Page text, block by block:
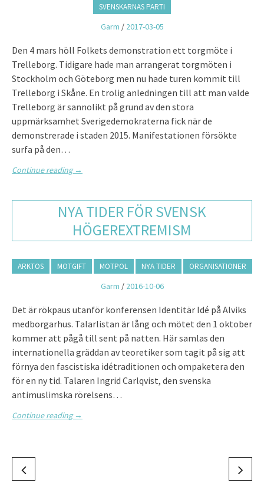
SVENSKARNAS PARTI
Garm / 2017-03-05
Den 4 mars höll Folkets demonstration ett torgmöte i
Trelleborg. Tidigare hade man arrangerat torgmöten i
Stockholm och Göteborg men nu hade turen kommit till
Trelleborg i Skåne. En trolig anledningen till att man valde
Trelleborg är sannolikt på grund av den stora
uppmärksamhet Sverigedemokraterna fick när de
demonstrerade i staden 2015. Manifestationen försökte
surfa på den…
Continue reading →
NYA TIDER FÖR SVENSK
HÖGEREXTREMISM
ARKTOS MOTGIFT MOTPOL NYA TIDER ORGANISATIONER
Garm / 2016-10-06
Det är rökpaus utanför konferensen Identitär Idé på Alviks
medborgarhus. Talarlistan är lång och mötet den 1 oktober
kommer att pågå till sent på natten. Här samlas den
internationella gräddan av teoretiker som tagit på sig att
förnya den fascistiska idétraditionen och ompaketera den
för en ny tid. Talaren Ingrid Carlqvist, den svenska
antimuslimska rörelsens…
Continue reading →